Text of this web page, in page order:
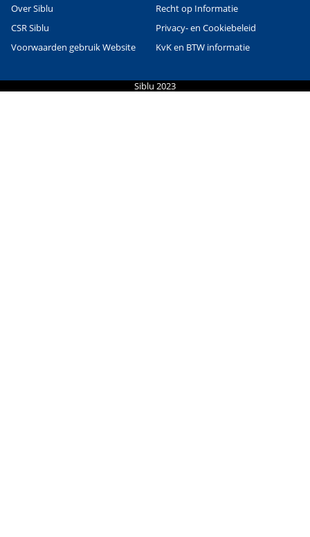
Over Siblu
Recht op Informatie
CSR Siblu
Privacy- en Cookiebeleid
Voorwaarden gebruik Website
KvK en BTW informatie
Siblu 2023